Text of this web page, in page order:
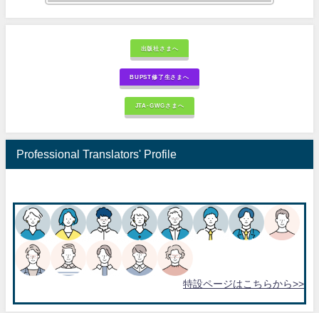
出版社さまへ
BUPST修了生さまへ
JTA-GWGさまへ
Professional Translators' Profile
特設ページはこちらから>>